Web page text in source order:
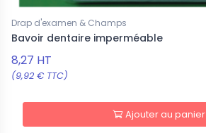
Drap d'examen & Champs
Bavoir dentaire imperméable
8,27 HT
(9,92 € TTC)
Ajouter au panier